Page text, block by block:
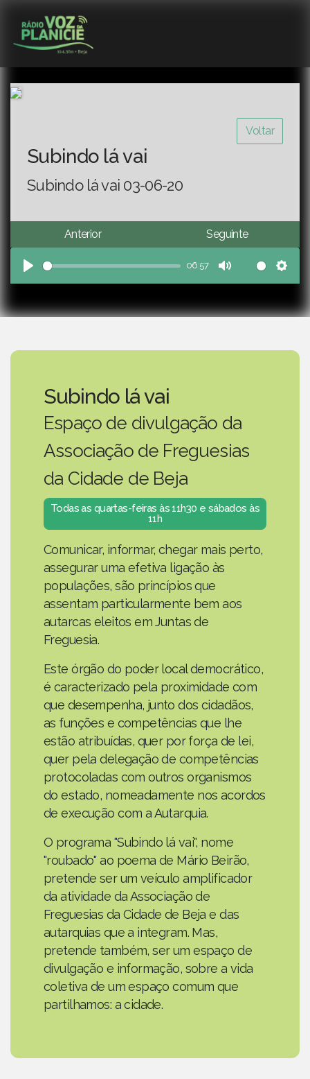
Voltar
Subindo lá vai
Subindo lá vai 03-06-20
Anterior Seguinte
Play
06:57
Mute
Subindo lá vai
Espaço de divulgação da
Associação de Freguesias
da Cidade de Beja
Todas as quartas-feiras às 11h30 e sábados às
11h
Comunicar, informar, chegar mais perto,
assegurar uma efetiva ligação às
populações, são princípios que
assentam particularmente bem aos
autarcas eleitos em Juntas de
Freguesia.
Este órgão do poder local democrático,
é caracterizado pela proximidade com
que desempenha, junto dos cidadãos,
as funções e competências que lhe
estão atribuídas, quer por força de lei,
quer pela delegação de competências
protocoladas com outros organismos
do estado, nomeadamente nos acordos
de execução com a Autarquia.
O programa "Subindo lá vai", nome
"roubado" ao poema de Mário Beirão,
pretende ser um veículo amplificador
da atividade da Associação de
Freguesias da Cidade de Beja e das
autarquias que a integram. Mas,
pretende também, ser um espaço de
divulgação e informação, sobre a vida
coletiva de um espaço comum que
partilhamos: a cidade.